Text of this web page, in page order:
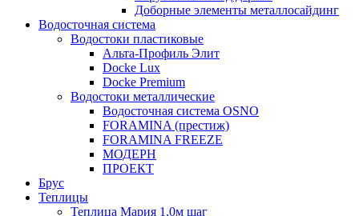
Доборные элементы металлосайдинг
Водосточная система
Водостоки пластиковые
Альта-Профиль Элит
Docke Lux
Docke Premium
Водостоки металлические
Водосточная система OSNO
FORAMINA (престиж)
FORAMINA FREEZE
МОДЕРН
ПРОЕКТ
Брус
Теплицы
Теплица Мария 1,0м шаг